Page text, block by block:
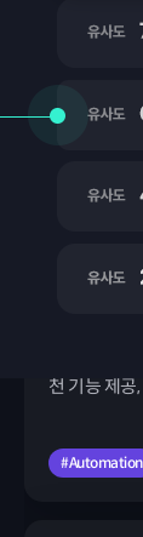
천 기능 제공
#Automation